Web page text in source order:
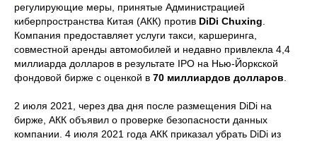
регулирующие меры, принятые Администрацией
киберпространства Китая (АКК) против DiDi Chuxing
Компания предоставляет услуги такси, каршеринга,
совместной аренды автомобилей и недавно привлекла 4,4
миллиарда долларов в результате IPO на Нью-Йоркской
фондовой бирже с оценкой в 70 миллиардов долларов
2 июля 2021, через два дня после размещения DiDi на
бирже, АКК объявил о проверке безопасности данных
компании. 4 июля 2021 года АКК приказал убрать DiDi из